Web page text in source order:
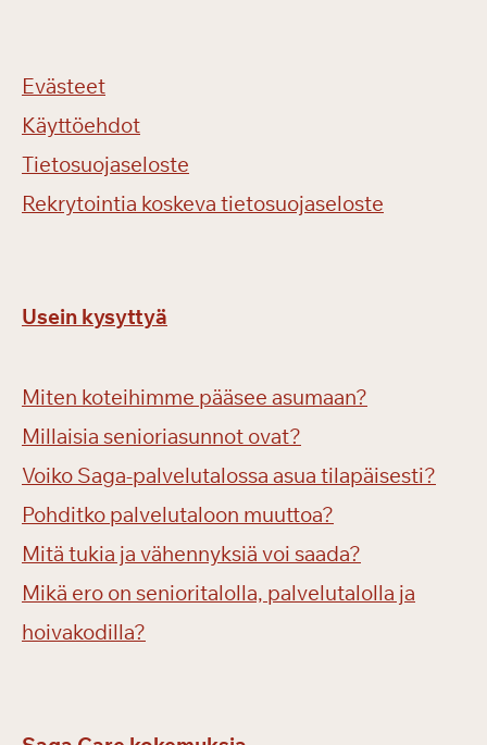
Evästeet
Käyttöehdot
Tietosuojaseloste
Rekrytointia koskeva tietosuojaseloste
Usein kysyttyä
Miten koteihimme pääsee asumaan?
Millaisia senioriasunnot ovat?
Voiko Saga-palvelutalossa asua tilapäisesti?
Pohditko palvelutaloon muuttoa?
Mitä tukia ja vähennyksiä voi saada?
Mikä ero on senioritalolla, palvelutalolla ja
hoivakodilla?